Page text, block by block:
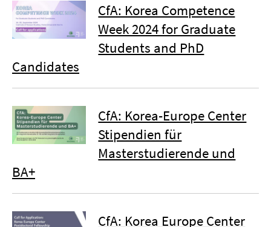
CfA: Korea Competence
Week 2024 for Graduate
Students and PhD
Candidates
CfA: Korea-Europe Center
Stipendien für
Masterstudierende und
BA+
CfA: Korea Europe Center